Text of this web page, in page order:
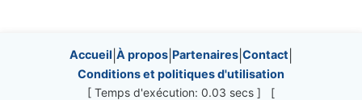
Site information, links, etc.
Accueil À propos Partenaires Contact
Conditions et politiques d'utilisation
[ Temps d'exécution: 0.03 secs ] [